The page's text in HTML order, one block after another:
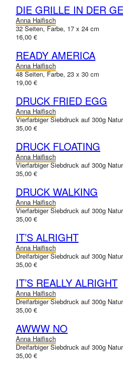
DIE GRILLE IN DER
Anna Haifisch
32 Seiten, Farbe, 17 x 24 cm
16,00 €
READY AMERICA
Anna Haifisch
48 Seiten, Farbe, 23 x 30 cm
19,00 €
DRUCK FRIED EGG
Anna Haifisch
Vierfarbiger Siebdruck auf 300g
35,00 €
DRUCK FLOATING
Anna Haifisch
Vierfarbiger Siebdruck auf 300g
35,00 €
DRUCK WALKING
Anna Haifisch
Vierfarbiger Siebdruck auf 300g
35,00 €
IT’S ALRIGHT
Anna Haifisch
Dreifarbiger Siebdruck auf 300g
35,00 €
IT’S REALLY ALRIGHT
Anna Haifisch
Dreifarbiger Siebdruck auf 300g
35,00 €
AWWW NO
Anna Haifisch
Dreifarbiger Siebdruck auf 300g
35,00 €